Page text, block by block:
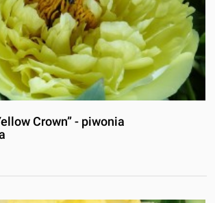
Crown” - piwonia